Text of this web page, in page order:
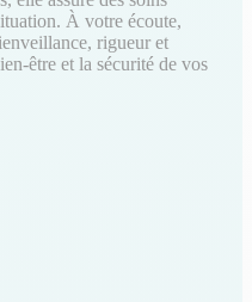
À votre écoute,
rigueur et
être et la sécurité de vos